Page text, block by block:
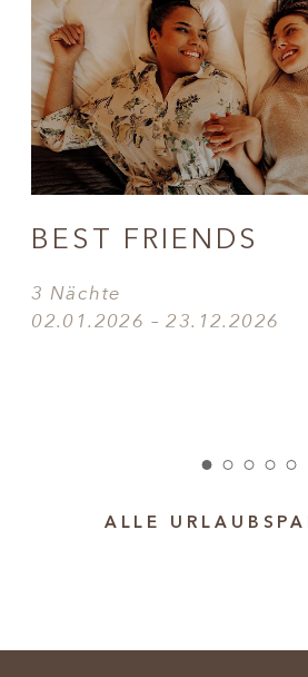
BEST FRIENDS
3 Nächte
02.01.2026 – 23.12.2026
ALLE